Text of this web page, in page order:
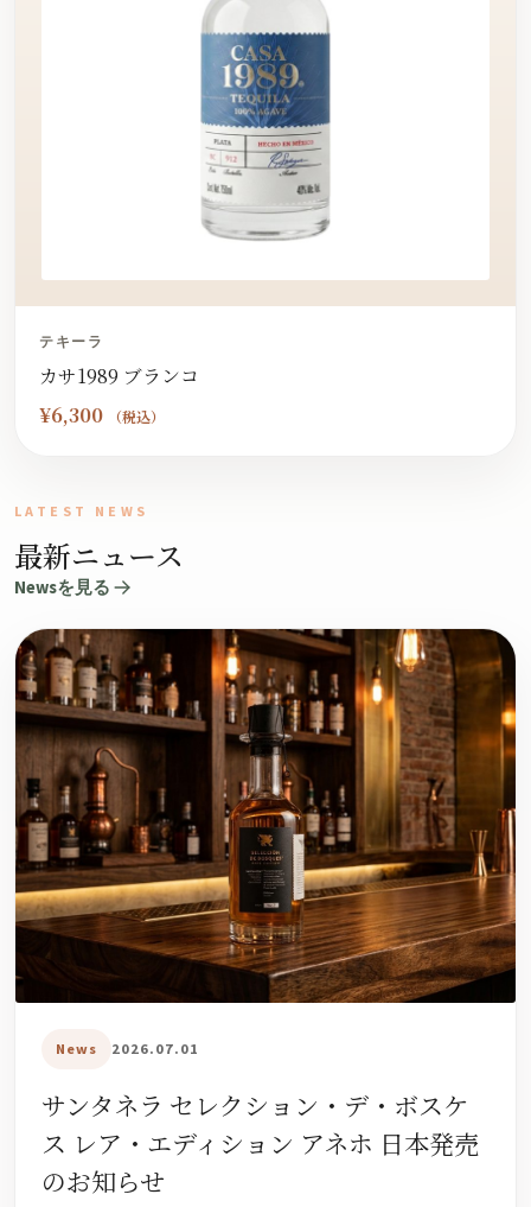
テキーラ
カサ1989 ブランコ
¥6,300 （税込）
LATEST NEWS
最新ニュース
Newsを見る
News 2026.07.01
サンタネラ セレクション・デ・ボスケ
ス レア・エディション アネホ 日本発売
のお知らせ